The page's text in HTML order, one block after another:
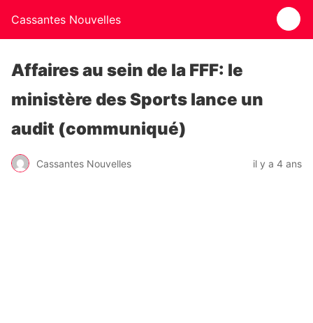
Cassantes Nouvelles
Affaires au sein de la FFF: le
ministère des Sports lance un
audit (communiqué)
Cassantes Nouvelles il y a 4 ans